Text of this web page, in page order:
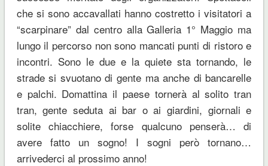
che si sono accavallati hanno costretto i visitatori a
“scarpinare” dal centro alla Galleria 1° Maggio ma
lungo il percorso non sono mancati punti di ristoro e
incontri. Sono le due e la quiete sta tornando, le
strade si svuotano di gente ma anche di bancarelle
e palchi. Domattina il paese tornerà al solito tran
tran, gente seduta ai bar o ai giardini, giornali e
solite chiacchiere, forse qualcuno penserà… di
avere fatto un sogno! I sogni però tornano…
arrivederci al prossimo anno!